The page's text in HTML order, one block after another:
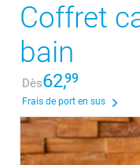
Coffret
bain
Dès62,99
Frais de port en sus